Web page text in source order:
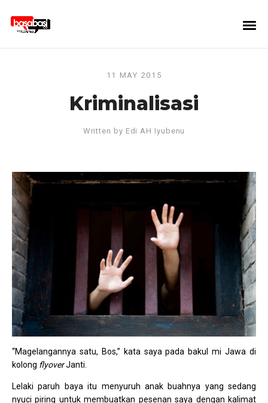
11 MAY 2015
Kriminalisasi
Written by Edi AH Iyubenu
“Magelangannya satu, Bos,” kata saya pada bakul mi Jawa di
kolong flyoverJanti.
Lelaki paruh baya itu menyuruh anak buahnya yang sedang
nyuci piring untuk membuatkan pesenan saya dengan kalimat